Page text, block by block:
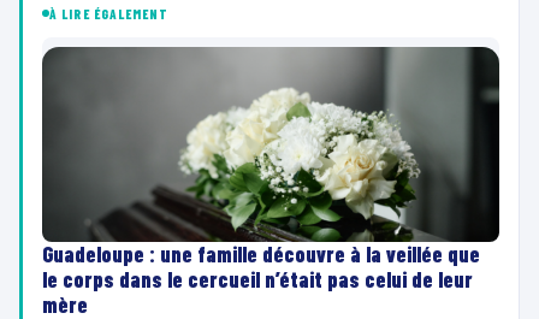
À LIRE ÉGALEMENT
Guadeloupe : une famille découvre à la veillée que
le corps dans le cercueil n’était pas celui de leur
mère